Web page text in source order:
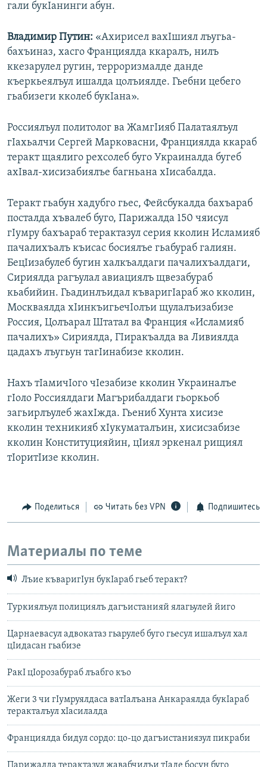
гали букIанинги абун.
Владимир Путин: «Ахирисел вахIшиял лъугьа-
бахъиназ, хасго Франциялда ккаралъ, нилъ
ккезарулел ругин, терроризмалде данде
къеркьеялъул ишалда цолъиялде. Гьебни цебего
гьабизеги кколеб букIана».
Россиялъул политолог ва ЖамгIияб Палатаялъул
гIахьалчи Сергей Марковасни, Франциялда ккараб
теракт щаялиго рехсолеб буго Украиналда бугеб
ахIвал-хисизабиялъе багньана хIисабалда.
Теракт гьабун хадубго гьес, Фейсбукалда бахъараб
посталда хъвалеб буго, Парижалда 150 чяисул
гIумру бахъараб терактазул серия кколин Исламияб
пачалихъалъ къисас босиялъе гьабураб галиян.
БецIизабулеб бугин халкъалдаги пачалихъалдаги,
Сириялда рагъулал авиациялъ щвезабураб
кьабийин. Гьадинлъидал къваригIараб жо кколин,
Москваялда хIинкъигьечIолъи щулалъизабизе
Россия, Цолъарал Штатал ва Франция «Исламияб
пачалихъ» Сириялда, ГIиракъалда ва Ливиялда
цадахъ лъугьун тагIинабизе кколин.
Нахъ тIамичIого чIезабизе кколин Украиналъе
гIоло Россиялдаги Магърибалдаги гьоркьоб
загьирлъулеб жахIжда. Гьениб Хунта хисизе
кколин техникияб хIукуматалъин, хисисзабизе
кколин Конституцияйин, цIиял эркенал рищиял
тIоритIизе кколин.
Поделиться Читать без VPN Подпишитесь
Материалы по теме
Лъие къваригIун букIараб гьеб теракт?
Туркиялъул полициялъ дагъистанияй ялагьулей йиго
Царнаевасул адвокатаз гьарулеб буго гьесул ишалъул хал
цIидасан гьабизе
РакI цIорозабураб лъабго къо
Жеги 3 чи гIумруялдаса ватIалъана Анкараялда букIараб
теракталъул хIасилалда
Франциялда бидул сордо: цо-цо дагъистаниязул пикраби